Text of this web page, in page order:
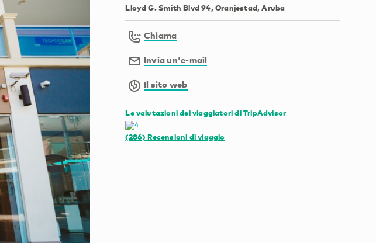
Lloyd G. Smith Blvd 94, Oranjestad, Aruba
Chiama
Invia un'e-mail
Il sito web
Le valutazioni dei viaggiatori di TripAdvisor
(286) Recensioni di viaggio